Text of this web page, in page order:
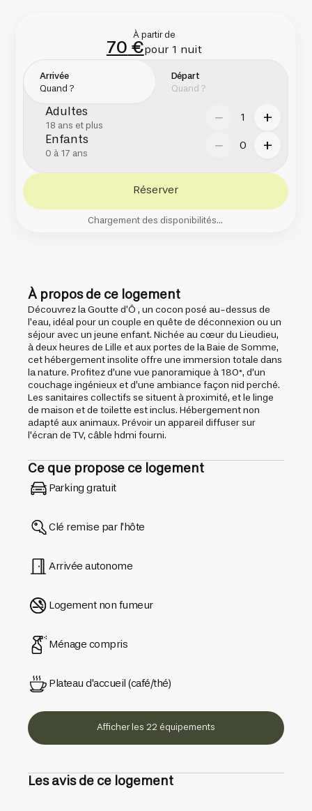
À partir de
70 €pour 1 nuit
Arrivée Départ
Adultes
18 ans et plus − 1 +
Enfants
0 à 17 ans − 0 +
Réserver
Chargement des disponibilités...
À propos de ce logement
Découvrez la Goutte d’Ô , un cocon posé au-dessus de
l’eau, idéal pour un couple en quête de déconnexion ou un
séjour avec un jeune enfant. Nichée au cœur du Lieudieu,
à deux heures de Lille et aux portes de la Baie de Somme,
cet hébergement insolite offre une immersion totale dans
la nature. Profitez d’une vue panoramique à 180°, d’un
couchage ingénieux et d’une ambiance façon nid perché.
Les sanitaires collectifs se situent à proximité, et le linge
de maison et de toilette est inclus. Hébergement non
adapté aux animaux. Prévoir un appareil diffuser sur
l'écran de TV, câble hdmi fourni.
Ce que propose ce logement
Parking gratuit
Clé remise par l'hôte
Arrivée autonome
Logement non fumeur
Ménage compris
Plateau d'accueil (café/thé)
Afficher les 22 équipements
Les avis de ce logement